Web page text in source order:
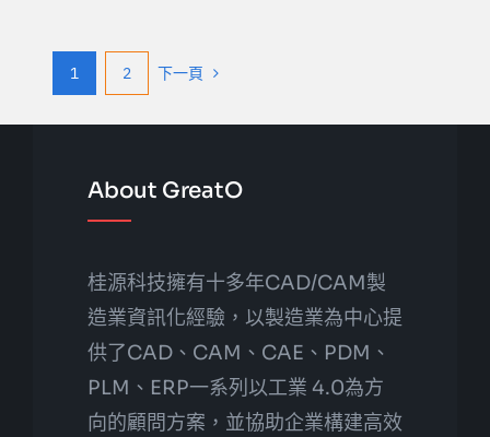
1 2 下一頁
About GreatO
桂源科技擁有十多年CAD/CAM製
造業資訊化經驗，以製造業為中心提
供了CAD、CAM、CAE、PDM、
PLM、ERP一系列以工業 4.0為方
向的顧問方案，並協助企業構建高效